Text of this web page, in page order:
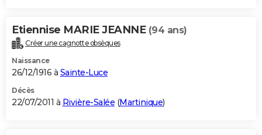
Etiennise MARIE JEANNE (94 ans)
Créer une cagnotte obsèques
Naissance
26/12/1916 à Sainte-Luce
Décès
22/07/2011 à Rivière-Salée (Martinique)